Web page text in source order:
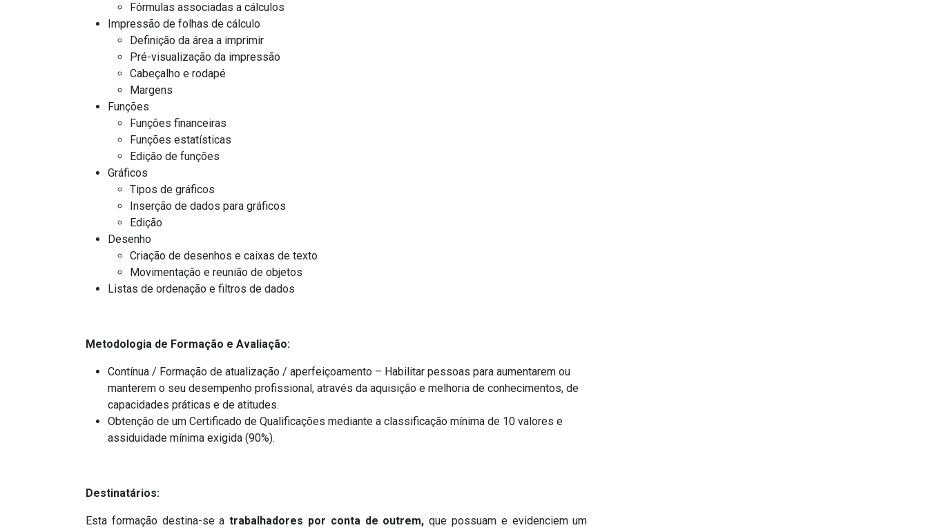
Fórmulas associadas a cálculos
Impressão de folhas de cálculo
Definição da área a imprimir
Pré-visualização da impressão
Cabeçalho e rodapé
Margens
Funções
Funções financeiras
Funções estatísticas
Edição de funções
Gráficos
Tipos de gráficos
Inserção de dados para gráficos
Edição
Desenho
Criação de desenhos e caixas de texto
Movimentação e reunião de objetos
Listas de ordenação e filtros de dados
Metodologia de Formação e Avaliação:
Contínua / Formação de atualização / aperfeiçoamento – Habilitar pessoas para aumentarem ou
manterem o seu desempenho profissional, através da aquisição e melhoria de conhecimentos, de
capacidades práticas e de atitudes.
Obtenção de um Certificado de Qualificações mediante a classificação mínima de 10 valores e
assiduidade mínima exigida (90%).
Destinatários:
Esta formação destina-se atrabalhadores por conta de outrem,que possuam e evidenciem um